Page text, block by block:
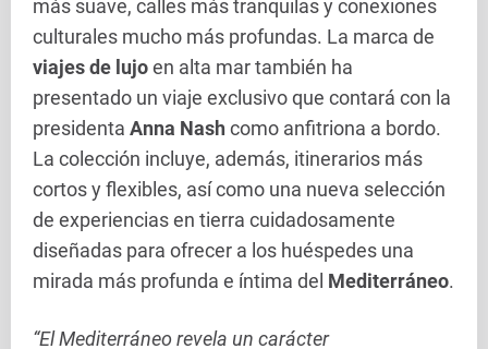
más suave, calles más tranquilas y conexiones
culturales mucho más profundas. La marca de
viajes de lujoen alta mar también ha
presentado un viaje exclusivo que contará con la
presidenta Anna Nash como anfitriona a bordo.
La colección incluye, además, itinerarios más
cortos y flexibles, así como una nueva selección
de experiencias en tierra cuidadosamente
diseñadas para ofrecer a los huéspedes una
mirada más profunda e íntima del Mediterráneo.
“El Mediterráneo revela un carácter